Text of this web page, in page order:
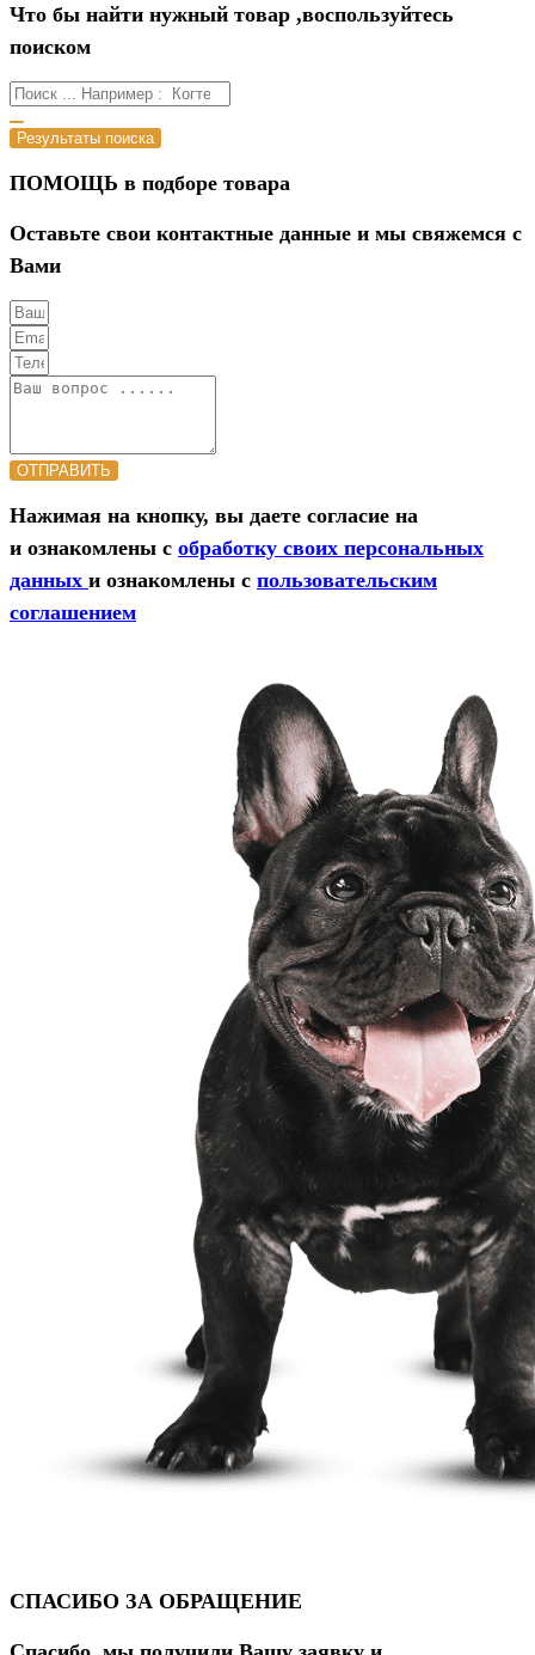
Что бы найти нужный товар ,воспользуйтесь
поиском
Результаты поиска
ПОМОЩЬ в подборе товара
Оставьте свои контактные данные и мы свяжемся с
Вами
ОТПРАВИТЬ
Нажимая на кнопку, вы даете согласие на
и ознакомлены с обработку своих персональных
данных и ознакомлены с пользовательским
соглашением
СПАСИБО ЗА ОБРАЩЕНИЕ